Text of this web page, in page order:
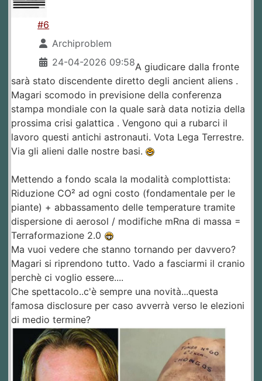
#6
Archiproblem
24-04-2026 09:58A giudicare dalla fronte
sarà stato discendente diretto degli ancient aliens .
Magari scomodo in previsione della conferenza
stampa mondiale con la quale sarà data notizia della
prossima crisi galattica . Vengono qui a rubarci il
lavoro questi antichi astronauti. Vota Lega Terrestre.
Via gli alieni dalle nostre basi.
Mettendo a fondo scala la modalità complottista:
Riduzione CO² ad ogni costo (fondamentale per le
piante) + abbassamento delle temperature tramite
dispersione di aerosol / modifiche mRna di massa =
Terraformazione 2.0
Ma vuoi vedere che stanno tornando per davvero?
Magari si riprendono tutto. Vado a fasciarmi il cranio
perchè ci voglio essere....
Che spettacolo..c'è sempre una novità...questa
famosa disclosure per caso avverrà verso le elezioni
di medio termine?